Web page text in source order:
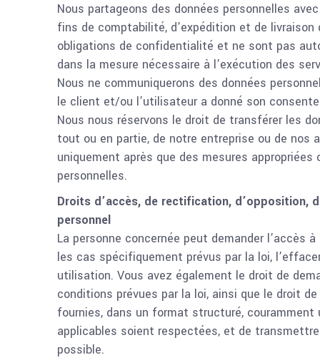
Nous partageons des données personnelles
fins de comptabilité, d’expédition et de
obligations de confidentialité et ne sont pas
dans la mesure nécessaire à l’exécution des
Nous ne communiquerons des données
le client et/ou l’utilisateur a donné son
Nous nous réservons le droit de transférer les
tout ou en partie, de notre entreprise ou de
uniquement après que des mesures
personnelles.
Droits d’accès, de rectification, d’opposition,
personnel
La personne concernée peut demander l’accès
les cas spécifiquement prévus par la loi,
utilisation. Vous avez également le droit de
conditions prévues par la loi, ainsi que le droit
fournies, dans un format structuré,
applicables soient respectées, et de
possible.